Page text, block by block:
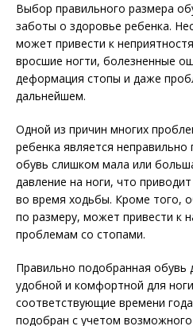
Выбор правильного размера
заботы о здоровье ребенка.
может привести к
вросшие ногти, болезненные
деформация стопы и даже
дальнейшем.
Одной из причин многих
ребенка является
обувь слишком мала или
давление на ноги, что
во время ходьбы. Кроме того,
по размеру, может привести к
проблемам со стопами.
Правильно подобранная обувь
удобной и комфортной для
соответствующие времени
подобран с учетом